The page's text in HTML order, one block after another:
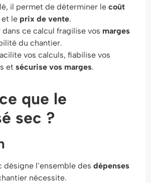
il permet de déterminer le coût
et le prix de vente.
dans ce calcul fragilise vos marges
du chantier.
vos calculs, fiabilise vos
et sécurise vos marges.
que le
sec ?
désigne l’ensemble des dépenses
nécessite.